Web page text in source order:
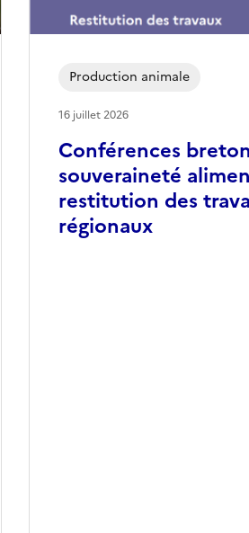
Conférences
souveraineté
restitution des
régionaux
Production animale
16 juillet 2026